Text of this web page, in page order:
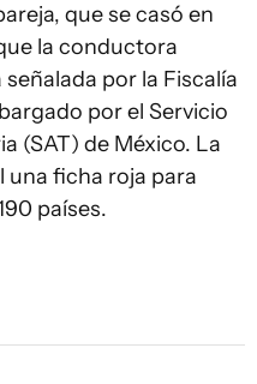
que se casó en
la conductora
por la Fiscalía
por el Servicio
(SAT) de México. La
una ficha roja para
países.